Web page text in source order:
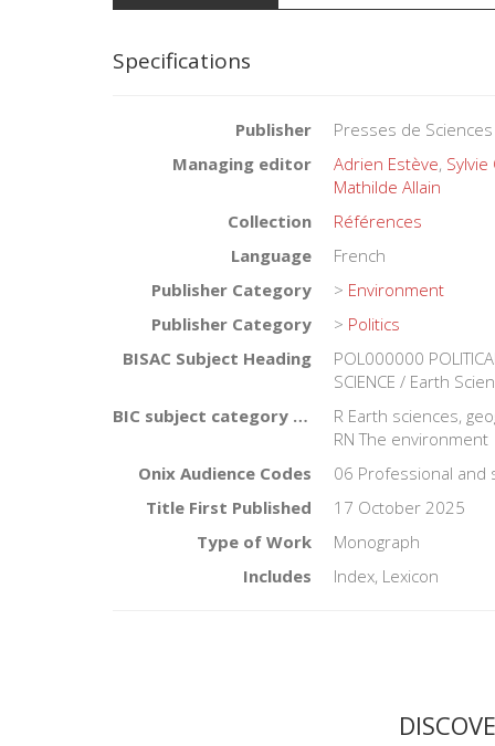
Daniel
Arnaud
Doris
Specifications
Publisher
Presses de Sciences
Managing editor
Adrien Estève,
Mathilde Allain
Collection
Références
Language
French
Publisher Category
> Environment
Publisher Category
> Politics
BISAC Subject Heading
POL000000
SCIENCE / Earth
BIC subject category (UK)
R Earth sciences,
RN The environment
Onix Audience Codes
06 Professional and
Title First Published
17 October 2025
Type of Work
Monograph
Includes
Index, Lexicon